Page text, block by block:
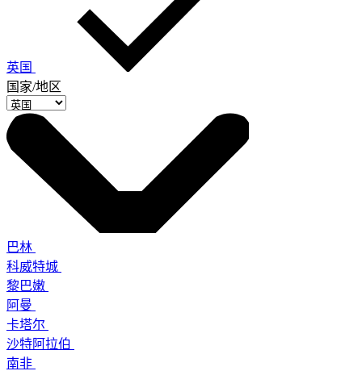
英国
国家/地区
巴林
科威特城
黎巴嫩
阿曼
卡塔尔
沙特阿拉伯
南非